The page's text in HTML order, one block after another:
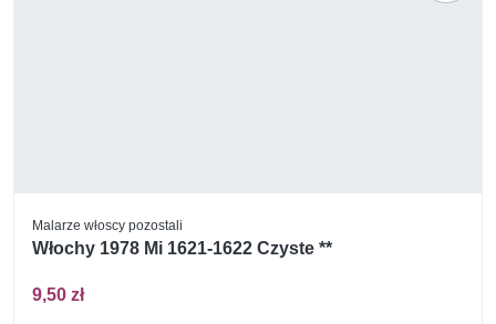
Malarze włoscy pozostali
Włochy 1978 Mi 1621-1622 Czyste **
9,50 zł